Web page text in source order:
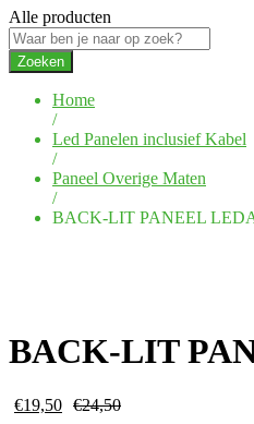
Alle producten
Zoeken
Home
/
Led Panelen inclusief Kabel
/
Paneel Overige Maten
/
BACK-LIT PANEEL
BACK-LIT
€19,50 €24,50